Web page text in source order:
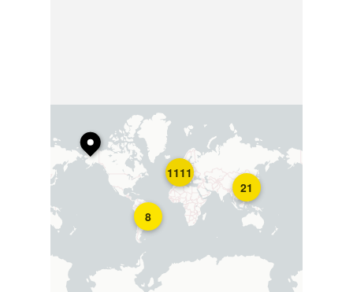
8
21
1111